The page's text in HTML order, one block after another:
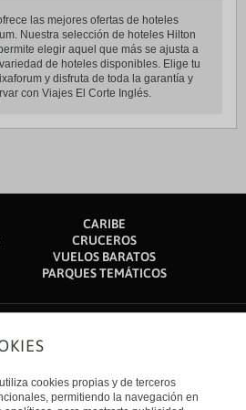
las mejores ofertas de hoteles
Nuestra selección de hoteles Hilton
elegir aquel que más se ajusta a
de hoteles disponibles. Elige tu
y disfruta de toda la garantía y
con Viajes El Corte Inglés.
CARIBE
CRUCEROS
VUELOS BARATOS
PARQUES TEMÁTICOS
cookies propias y de terceros
permitiendo la navegación en